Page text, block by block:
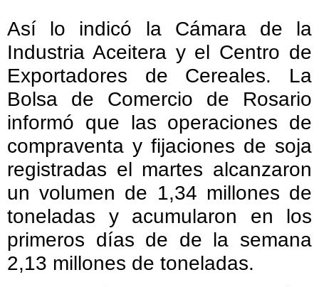
Así lo indicó la Cámara de la
Industria Aceitera y el Centro de
Exportadores de Cereales. La
Bolsa de Comercio de Rosario
informó que las operaciones de
compraventa y fijaciones de soja
registradas el martes alcanzaron
un volumen de 1,34 millones de
toneladas y acumularon en los
primeros días de de la semana
2,13 millones de toneladas.